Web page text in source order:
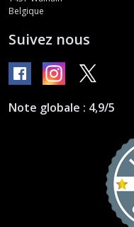
Belgique
Suivez nous
Note globale : 4,9/5